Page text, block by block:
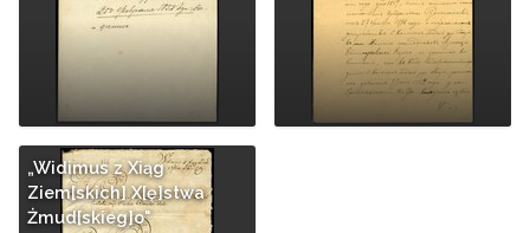
„Widimus z Xiąg
Ziem[skich] X[ę]stwa
Żmud[skieg]o"